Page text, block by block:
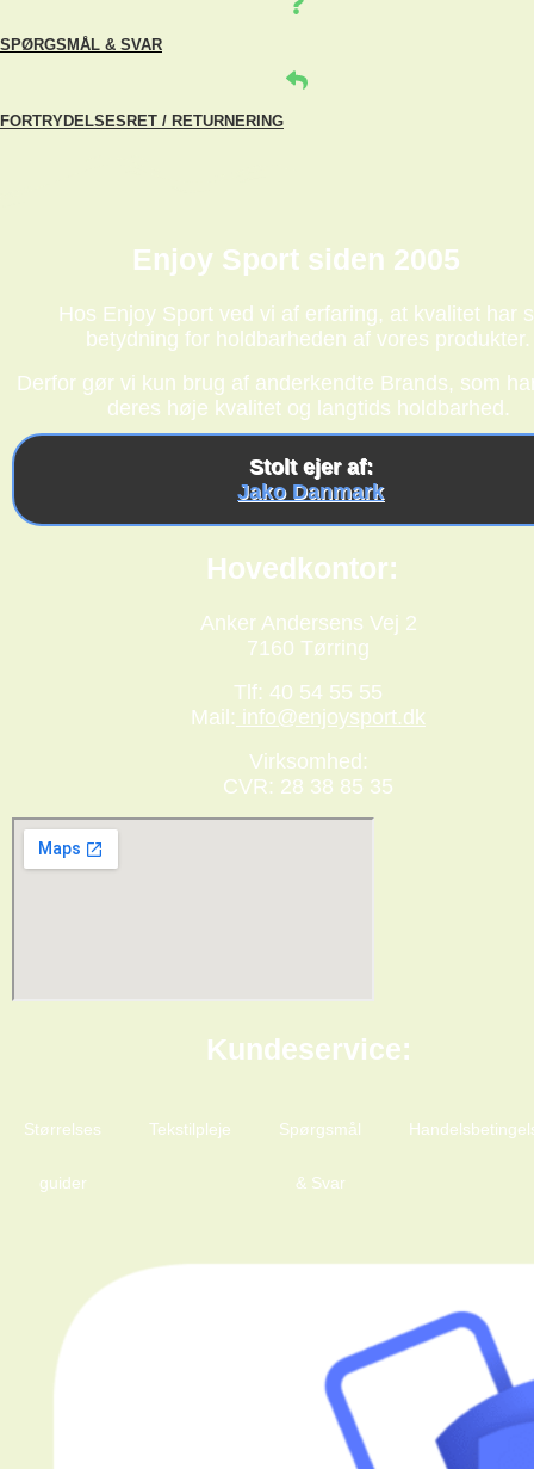
SPØRGSMÅL & SVAR
FORTRYDELSESRET / RETURNERING
Enjoy Sport siden 2005
Hos Enjoy Sport ved vi af erfaring, at kvalitet har
betydning for holdbarheden af vores produkter.
Derfor gør vi kun brug af anderkendte Brands, som
deres høje kvalitet og langtids holdbarhed.
Stolt ejer af:
Jako Danmark
Hovedkontor:
Anker Andersens Vej 2
7160 Tørring
Tlf: 40 54 55 55
Mail: info@enjoysport.dk
Virksomhed:
CVR: 28 38 85 35
Kundeservice:
Størrelses
guider
Tekstilpleje Spørgsmål
& Svar